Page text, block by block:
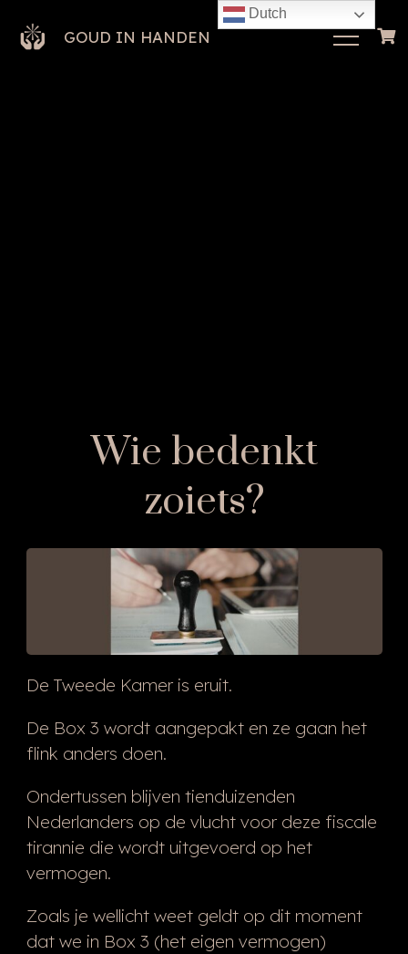
GOUD IN HANDEN
Wie bedenkt
zoiets?
De Tweede Kamer is eruit.
De Box 3 wordt aangepakt en ze gaan het
flink anders doen.
Ondertussen blijven tienduizenden
Nederlanders op de vlucht voor deze fiscale
tirannie die wordt uitgevoerd op het
vermogen.
Zoals je wellicht weet geldt op dit moment
dat we in Box 3 (het eigen vermogen)
Dutch